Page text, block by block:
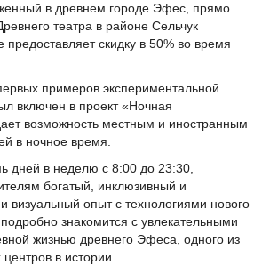
в древнем городе Эфес, прямо
театра в районе Сельчук
скидку в 50% во время
примеров экспериментальной
включен в проект «Ночная
возможность местным и иностранным
в ночное время.
дней в неделю с 8:00 до 23:30,
богатый, инклюзивный и
визуальный опыт с технологиями нового
знакомится с увлекательными
жизнью древнего Эфеса, одного из
в истории.